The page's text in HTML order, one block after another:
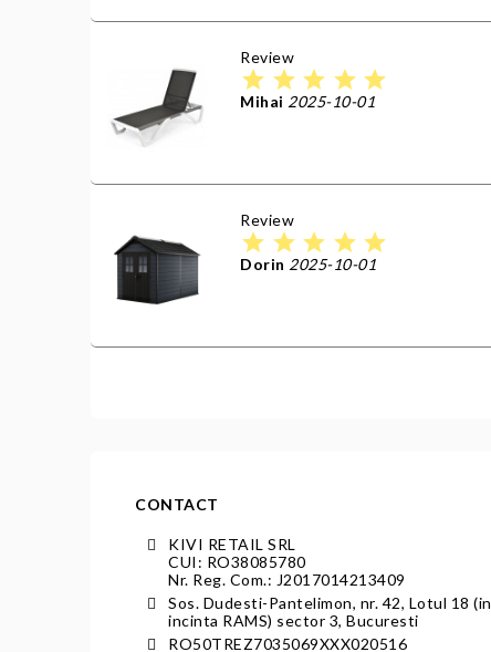
Review
star star star star star
Mihai 2025-10-01
Review
star star star star star
Dorin 2025-10-01
CONTACT
KIVI RETAIL SRL
CUI: RO38085780
Nr. Reg. Com.: J2017014213409
Sos. Dudesti-Pantelimon, nr. 42, Lotul 18 (in
incinta RAMS) sector 3, Bucuresti
RO50TREZ7035069XXX020516